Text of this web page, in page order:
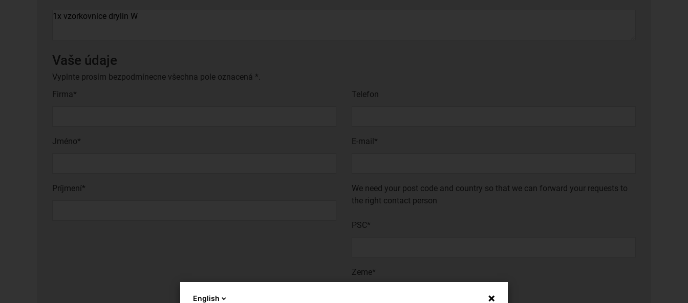
Vaše údaje
Vyplnte prosím bezpodmínecne všechna pole oznacená *.
Firma*
Telefon
Jméno* E-mail*
Príjmení*
We need your post code and country so that we can forward your requests to
the right contact person
PSC*
Zeme*
English